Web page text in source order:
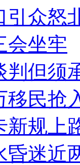
引众怒
会坐牢
判但须
移民抢
新规上
昏迷近